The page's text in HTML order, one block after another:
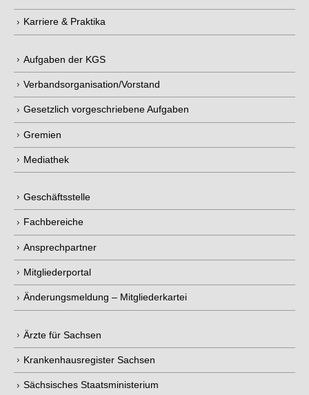
Karriere & Praktika
Aufgaben der KGS
Verbandsorganisation/Vorstand
Gesetzlich vorgeschriebene Aufgaben
Gremien
Mediathek
Geschäftsstelle
Fachbereiche
Ansprechpartner
Mitgliederportal
Änderungsmeldung – Mitgliederkartei
Ärzte für Sachsen
Krankenhausregister Sachsen
Sächsisches Staatsministerium